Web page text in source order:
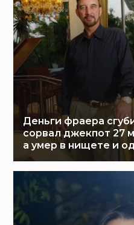
Деньги фраера
сорвал джекпот 27
а умер в нищете и